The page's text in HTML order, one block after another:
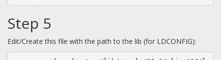
Step 5
Edit/Create this file with the path to the lib (for LDCONFIG):